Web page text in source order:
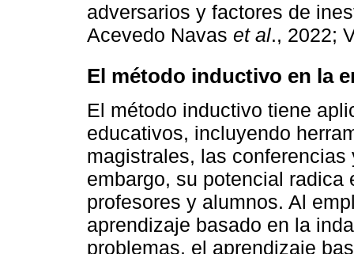
adversarios y factores de
Acevedo Navas et al., 2022;
El método inductivo en la
El método inductivo tiene
educativos, incluyendo
magistrales, las
embargo, su potencial radica
profesores y alumnos. Al
aprendizaje basado en la
problemas, el aprendizaje